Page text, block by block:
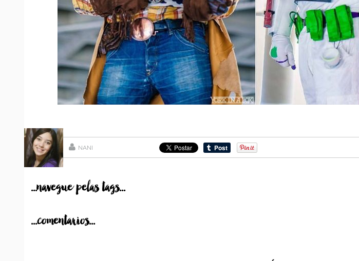
NANI
...navegue pelas tags...
...comentarios...